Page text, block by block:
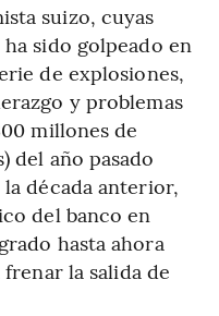
suizo, cuyas
sido golpeado en
de explosiones,
y problemas
millones de
del año pasado
década anterior,
del banco en
hasta ahora
la salida de